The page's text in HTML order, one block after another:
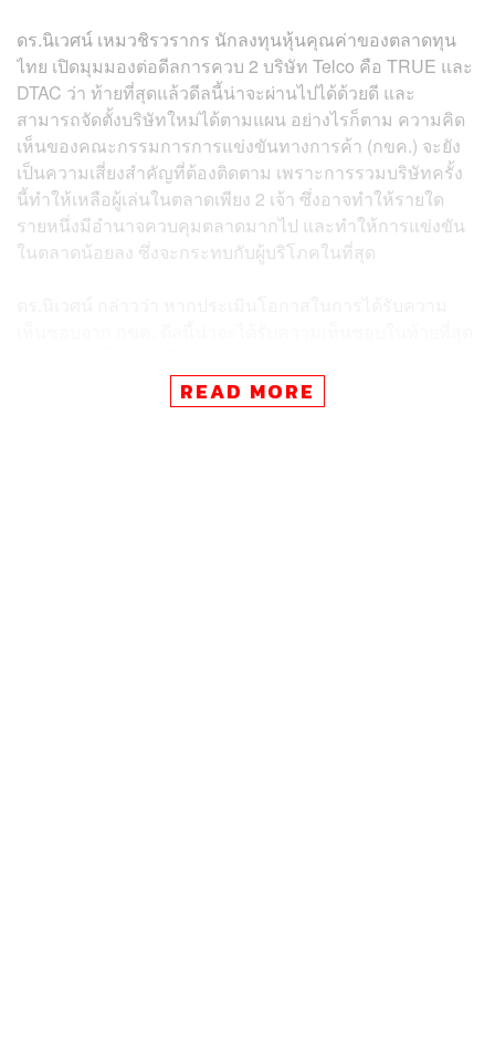
ดร.นิเวศน์ เหมวชิรวรากร นักลงทุนหุ้นคุณค่าของตลาดทุน
ไทย เปิดมุมมองต่อดีลการควบ 2 บริษัท Telco คือ TRUE และ
DTAC ว่า ท้ายที่สุดแล้วดีลนี้น่าจะผ่านไปได้ด้วยดี และ
สามารถจัดตั้งบริษัทใหม่ได้ตามแผน อย่างไรก็ตาม ความคิด
เห็นของคณะกรรมการการแข่งขันทางการค้า (กขค.) จะยัง
เป็นความเสี่ยงสำคัญที่ต้องติดตาม เพราะการรวมบริษัทครั้ง
นี้ทำให้เหลือผู้เล่นในตลาดเพียง 2 เจ้า ซึ่งอาจทำให้รายใด
รายหนึ่งมีอำนาจควบคุมตลาดมากไป และทำให้การแข่งขัน
ในตลาดน้อยลง ซึ่งจะกระทบกับผู้บริโภคในที่สุด
ก็ตาม ความเสี่ยงสำคัญที่ต้องติดตามคือความเห็นของ กขค.
ในเรื่องการมีอำนาจควบคุมตลาดมากเกินไป
READ MORE